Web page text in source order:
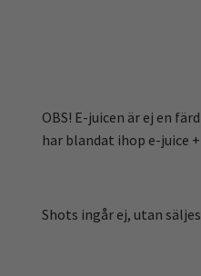
OBS! E-juicen är ej en
har blandat ihop e-juice
Shots ingår ej, utan